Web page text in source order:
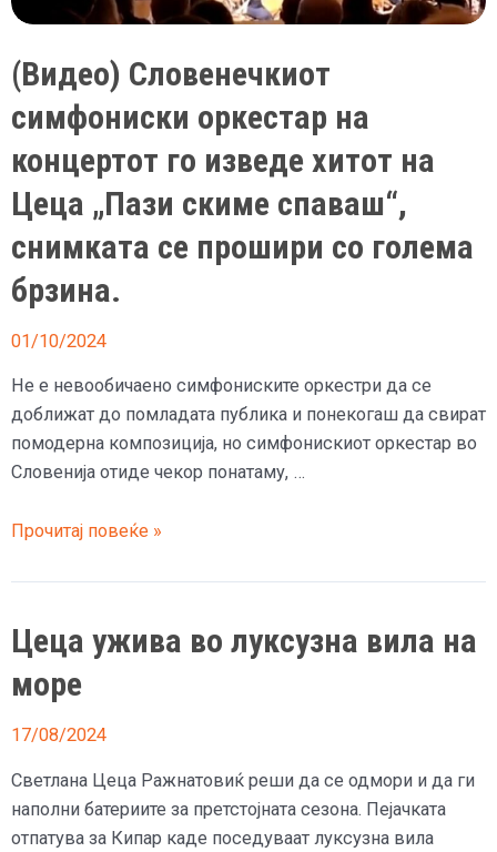
загуба
(Видео) Словенечкиот
симфониски оркестар на
концертот го изведе хитот на
Цеца „Пази скиме спаваш“,
снимката се прошири со голема
брзина.
01/10/2024
Не е невообичаено симфониските оркестри да се
доближат до помладата публика и понекогаш да свират
помодерна композиција, но симфонискиот оркестар во
Словенија отиде чекор понатаму, …
(Видео)
симфониски
на
концертот
го
изведе
на
Цеца
„Пази
Прочитај повеќе »
Цеца ужива во луксузна вила на
море
17/08/2024
Светлана Цеца Ражнатовиќ реши да се одмори и да ги
наполни батериите за претстојната сезона. Пејачката
отпатува за Кипар каде поседуваат луксузна вила